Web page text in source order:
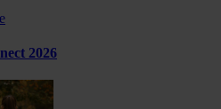
2026